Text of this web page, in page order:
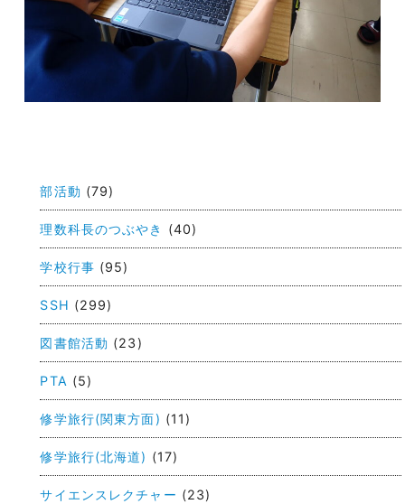
ナ
ビ
ゲ
ー
シ
ョ
ン
部活動 (79)
理数科長のつぶやき (40)
学校行事 (95)
SSH (299)
図書館活動 (23)
PTA (5)
修学旅行(関東方面) (11)
修学旅行(北海道) (17)
サイエンスレクチャー (23)